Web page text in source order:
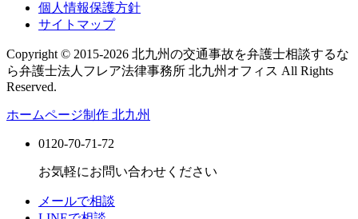
個人情報保護方針
サイトマップ
Copyright © 2015-2026 北九州の交通事故を弁護士相談するな
ら弁護士法人フレア法律事務所 北九州オフィス All Rights
Reserved.
ホームページ制作 北九州
0120-70-71-72
お気軽にお問い合わせください
メールで相談